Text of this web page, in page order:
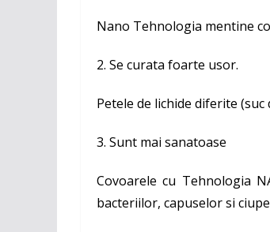
Nano Tehnologia mentine
2. Se curata foarte usor.
Petele de lichide diferite
3. Sunt mai sanatoase
Covoarele cu Tehnologia
bacteriilor, capuselor si